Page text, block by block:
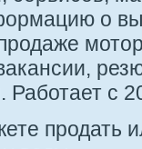
о
с
продать